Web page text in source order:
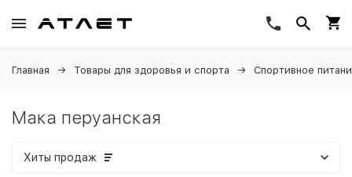
Главная Товары для здоровья и спорта Спортивное
Мака перуанская
Хиты продаж